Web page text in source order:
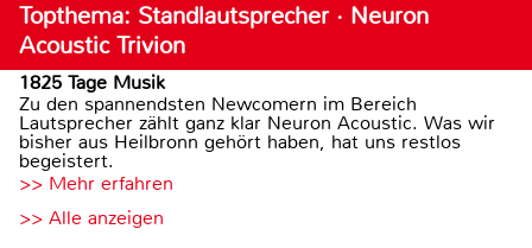
Topthema: Standlautsprecher · Neuron
Acoustic Trivion
1825 Tage Musik
Zu den spannendsten Newcomern im Bereich
Lautsprecher zählt ganz klar Neuron Acoustic. Was wir
bisher aus Heilbronn gehört haben, hat uns restlos
begeistert.
>> Mehr erfahren
>> Alle anzeigen